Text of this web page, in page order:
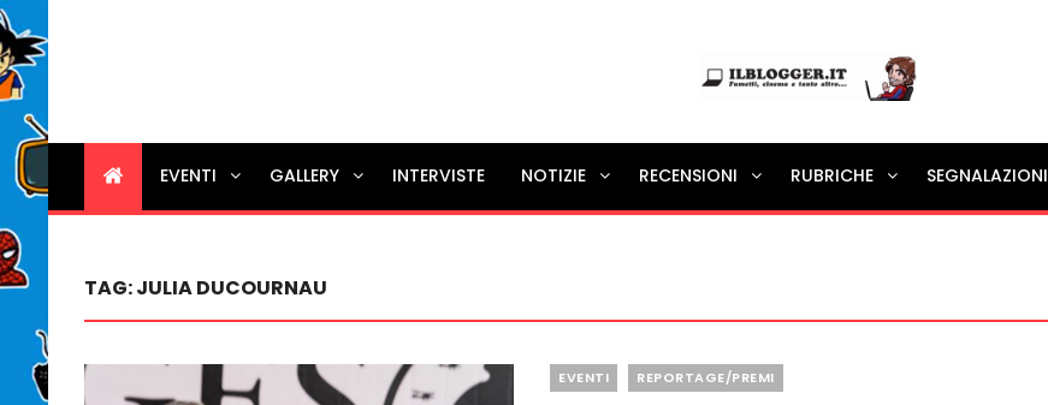
Ilblogger.it
Il portalino di blog |
EVENTI GALLERY INTERVISTE NOTIZIE RECENSIONI RUBRICHE SEGNALAZIONI
TAG:JULIA DUCOURNAU
Categories
EVENTI REPORTAGE/PREMI